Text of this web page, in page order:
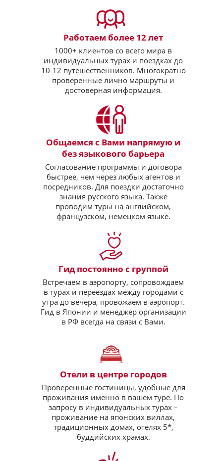
Работаем более 12 лет
1000+ клиентов со всего мира в
индивидуальных турах и поездках до
10-12 путешественников. Многократно
проверенные лично маршруты и
достоверная информация.
Общаемся с Вами напрямую и
без языкового барьера
Согласование программы и договора
быстрее, чем через любых агентов и
посредников. Для поездки достаточно
знания русского языка. Также
проводим туры на английском,
французском, немецком языке.
Гид постоянно с группой
Встречаем в аэропорту, сопровождаем
в турах и переездах между городами с
утра до вечера, провожаем в аэропорт.
Гид в Японии и менеджер организации
в РФ всегда на связи с Вами.
Отели в центре городов
Проверенные гостиницы, удобные для
проживания именно в вашем туре. По
запросу в индивидуальных турах –
проживание на японских виллах,
традиционных домах, отелях 5*,
буддийских храмах.